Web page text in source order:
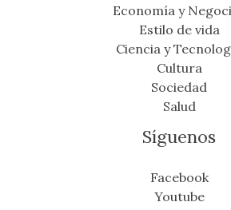
Economía y
Estilo de vida
Ciencia y
Cultura
Sociedad
Salud
Síguenos
Facebook
Youtube